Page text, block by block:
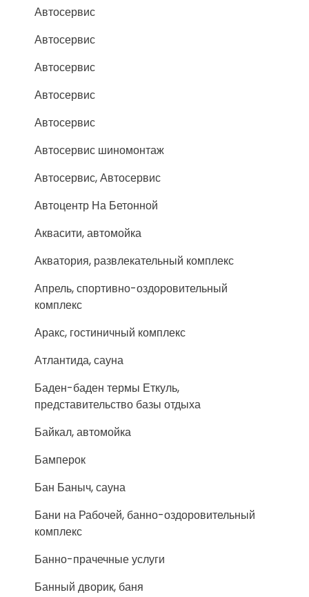
Автосервис
Автосервис
Автосервис
Автосервис
Автосервис
Автосервис шиномонтаж
Автосервис, Автосервис
Автоцентр На Бетонной
Аквасити, автомойка
Акватория, развлекательный комплекс
Апрель, спортивно-оздоровительный
комплекс
Аракс, гостиничный комплекс
Атлантида, сауна
Баден-баден термы Еткуль,
представительство базы отдыха
Байкал, автомойка
Бамперок
Бан Баныч, сауна
Бани на Рабочей, банно-оздоровительный
комплекс
Банно-прачечные услуги
Банный дворик, баня